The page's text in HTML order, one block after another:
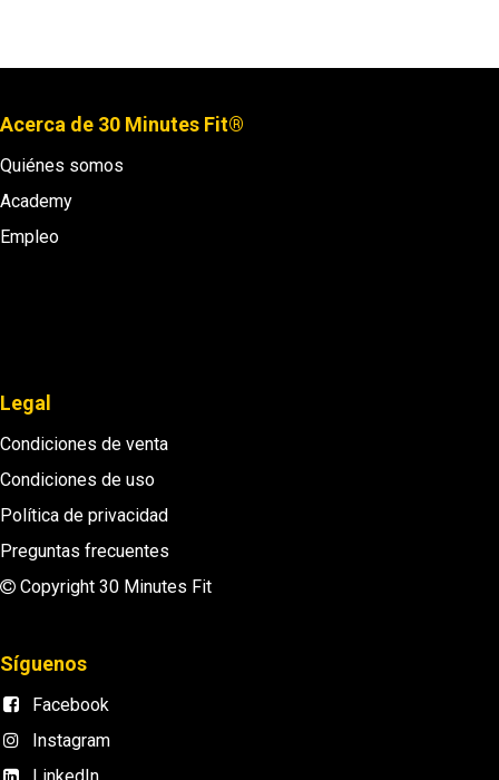
Acerca de 30 Minutes Fit®
Quiénes somos
Academy
Empleo
Legal
Condiciones de venta
Condiciones de uso
Política de privacidad
Preguntas frecuentes
Copyright 30 Minutes Fit
Síguenos
Facebook
Instagram